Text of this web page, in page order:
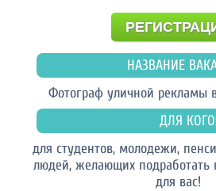
НАЗВАНИЕ
Фотограф уличной рекламы
ДЛЯ
для студентов, молодежи,
людей, желающих подработать
для вас!